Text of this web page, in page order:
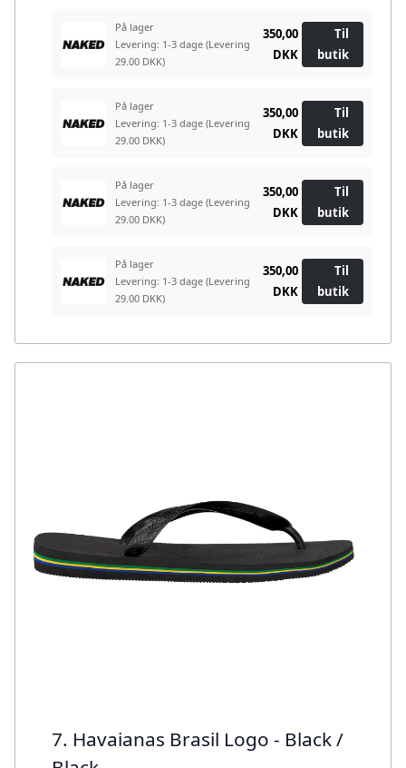
På lager
Levering: 1-3 dage (Levering
29.00 DKK)
350,00
DKK
Til
butik
På lager
Levering: 1-3 dage (Levering
29.00 DKK)
350,00
DKK
Til
butik
På lager
Levering: 1-3 dage (Levering
29.00 DKK)
350,00
DKK
Til
butik
På lager
Levering: 1-3 dage (Levering
29.00 DKK)
350,00
DKK
Til
butik
7. Havaianas Brasil Logo - Black /